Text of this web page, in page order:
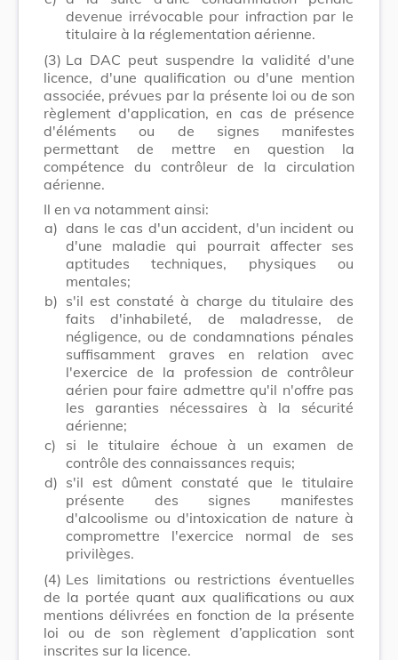
devenue irrévocable pour infraction par le
titulaire à la réglementation aérienne.
(3) La DAC peut suspendre la validité d'une
licence, d'une qualification ou d'une mention
associée, prévues par la présente loi ou de son
règlement d'application, en cas de présence
d'éléments ou de signes manifestes
permettant de mettre en question la
compétence du contrôleur de la circulation
aérienne.
Il en va notamment ainsi:
a) dans le cas d'un accident, d'un incident ou
d'une maladie qui pourrait affecter ses
aptitudes techniques, physiques ou
mentales;
b) s'il est constaté à charge du titulaire des
faits d'inhabileté, de maladresse, de
négligence, ou de condamnations pénales
suffisamment graves en relation avec
l'exercice de la profession de contrôleur
aérien pour faire admettre qu'il n'offre pas
les garanties nécessaires à la sécurité
aérienne;
c)
si le titulaire échoue à un examen de
contrôle des connaissances requis;
d) s'il est dûment constaté que le titulaire
présente des signes manifestes
d'alcoolisme ou d'intoxication de nature à
compromettre l'exercice normal de ses
privilèges.
(4) Les limitations ou restrictions éventuelles
de la portée quant aux qualifications ou aux
mentions délivrées en fonction de la présente
loi ou de son règlement d’application sont
inscrites sur la licence.